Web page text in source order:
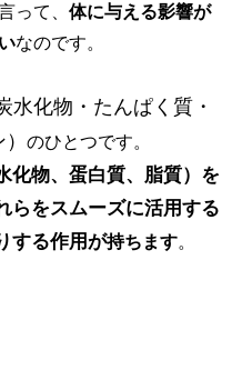
って、 体に与える影響が
なのです。
水化物・たんぱく質・
のひとつです。
化物、蛋白質、脂質）を
らをスムーズに活用する
する作用が持ちます。